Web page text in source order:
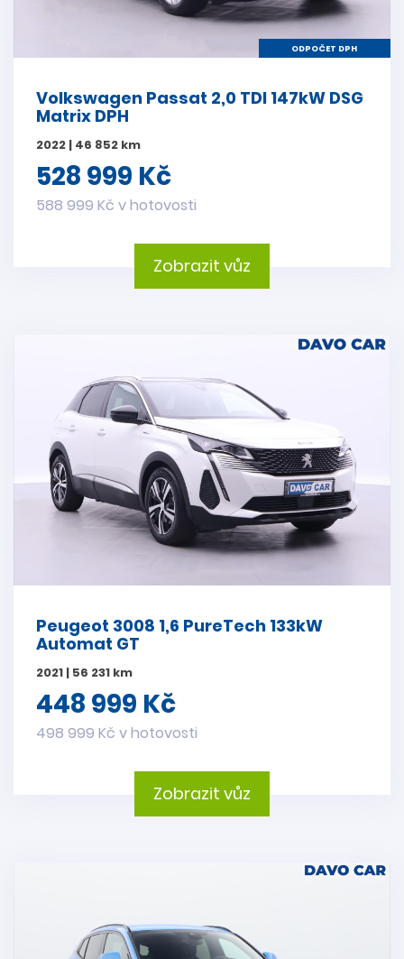
ODPOČET DPH
Volkswagen Passat 2,0 TDI 147kW DSG
Matrix DPH
2022 | 46 852 km
528 999 Kč
588 999 Kč v hotovosti
Zobrazit vůz
Peugeot 3008 1,6 PureTech 133kW
Automat GT
2021 | 56 231 km
448 999 Kč
498 999 Kč v hotovosti
Zobrazit vůz